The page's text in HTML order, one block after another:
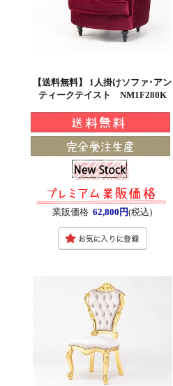
【送料無料】 1人掛けソファ･アン
ティークテイスト NM1F280K
業販価格 62,800円(税込)